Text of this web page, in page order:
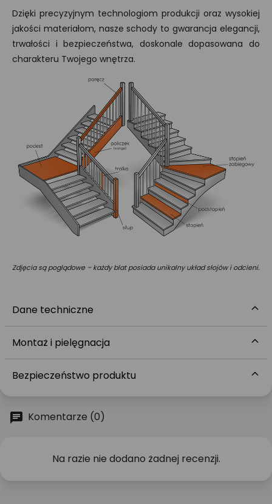
Dzięki precyzyjnym technologiom produkcji oraz wysokiej
jakości materiałom, nasze schody to gwarancja elegancji,
trwałości i bezpieczeństwa, doskonale dopasowana do
charakteru Twojego wnętrza.
Zdjęcia są poglądowe – każdy blat posiada unikalny układ słojów i odcieni.
Dane techniczne
Montaż i pielęgnacja
Bezpieczeństwo produktu
Komentarze (0)
Na razie nie dodano żadnej recenzji.